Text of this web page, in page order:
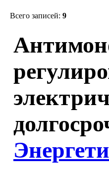
Всего записей: 9